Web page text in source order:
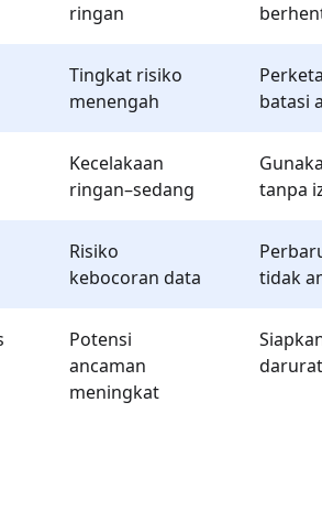
ringan
Tingkat risiko
menengah
batasi
Kecelakaan
ringan–sedang
tanpa
Risiko
kebocoran data
tidak
Potensi
ancaman
meningkat
darurat